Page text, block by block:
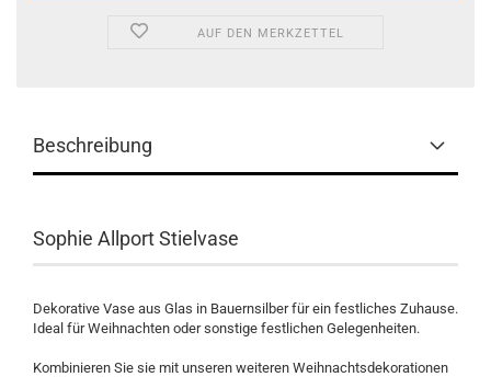
AUF DEN MERKZETTEL
Beschreibung
Sophie Allport Stielvase
Dekorative Vase aus Glas in Bauernsilber für ein festliches Zuhause.
Ideal für Weihnachten oder sonstige festlichen Gelegenheiten.
Kombinieren Sie sie mit unseren weiteren Weihnachtsdekorationen